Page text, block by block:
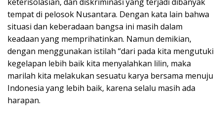
tempat di pelosok Nusantara. Dengan kata lain bahwa
situasi dan keberadaan bangsa ini masih dalam
keadaan yang memprihatinkan. Namun demikian,
dengan menggunakan istilah “dari pada kita mengutuki
kegelapan lebih baik kita menyalahkan lilin, maka
marilah kita melakukan sesuatu karya bersama menuju
Indonesia yang lebih baik, karena selalu masih ada
harapan.